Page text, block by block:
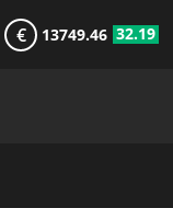
€ 13749.46 32.19